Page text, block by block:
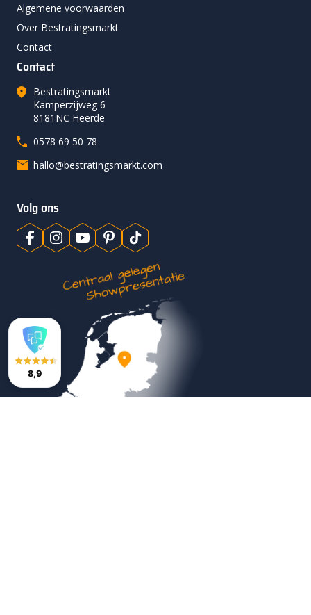
Algemene voorwaarden
Over Bestratingsmarkt
Contact
Contact
Bestratingsmarkt
Kamperzijweg 6
8181NC Heerde
0578 69 50 78
hallo@bestratingsmarkt.com
Volg ons
8,9